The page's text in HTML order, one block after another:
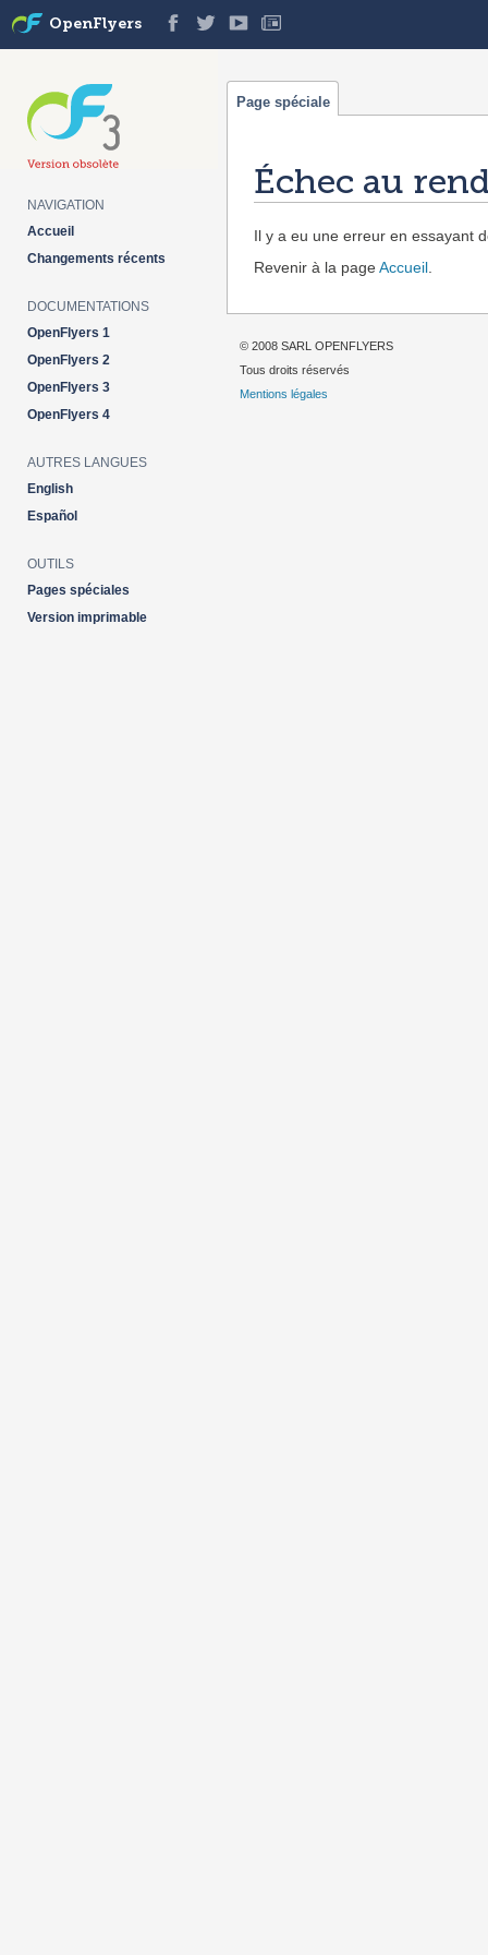
Échec au
Il y a eu une erreur en essayant
Revenir à la pageAccueil
Page spéciale
OpenFlyers
NAVIGATION
Accueil
Changements récents
DOCUMENTATIONS
OpenFlyers 1
OpenFlyers 2
OpenFlyers 3
OpenFlyers 4
AUTRES LANGUES
English
Español
OUTILS
Pages spéciales
Version imprimable
© 2008 SARL OPENFLYERS
Tous droits réservés
Mentions légales